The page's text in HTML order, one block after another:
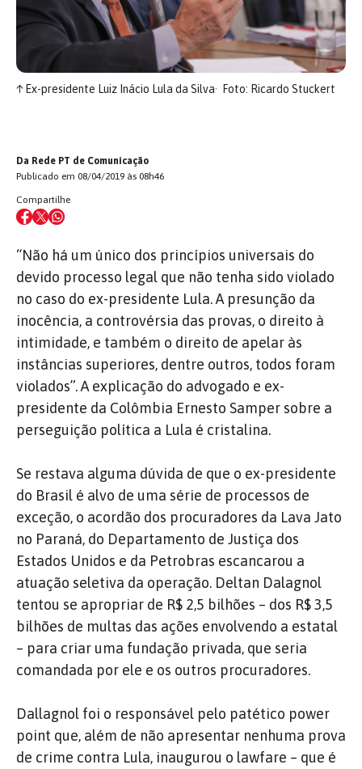
↑Ex-presidente Luiz Inácio Lula da Silva Foto: Ricardo Stuckert
Da Rede PT de Comunicação
Publicado em 08/04/2019 às 08h46
Compartilhe
“Não há um único dos princípios universais do
devido processo legal que não tenha sido violado
no caso do ex-presidente Lula. A presunção da
inocência, a controvérsia das provas, o direito à
intimidade, e também o direito de apelar às
instâncias superiores, dentre outros, todos foram
violados”. A explicação do advogado e ex-
presidente da Colômbia Ernesto Samper sobre a
perseguição política a Lula é cristalina.
Se restava alguma dúvida de que o ex-presidente
do Brasil é alvo de uma série de processos de
exceção, o acordão dos procuradores da Lava Jato
no Paraná, do Departamento de Justiça dos
Estados Unidos e da Petrobras escancarou a
atuação seletiva da operação. Deltan Dalagnol
tentou se apropriar de R$ 2,5 bilhões – dos R$ 3,5
bilhões de multas das ações envolvendo a estatal
– para criar uma fundação privada, que seria
comandada por ele e os outros procuradores.
Dallagnol foi o responsável pelo patético power
point que, além de não apresentar nenhuma prova
de crime contra Lula, inaugurou o lawfare – que é